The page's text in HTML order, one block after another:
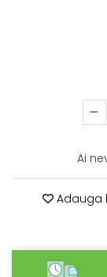
SUPLIMENTE
SUPLIMENTE
ANTITUMORAL
SUPLIMENTE
SUPLIMENTE
COSMETICE FAȚĂ
Ai
Adauga